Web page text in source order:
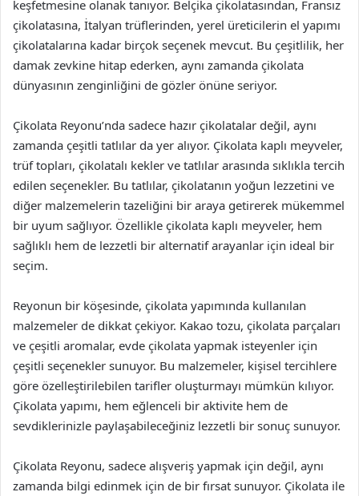
keşfetmesine olanak tanıyor. Belçika çikolatasından, Fransız
çikolatasına, İtalyan trüflerinden, yerel üreticilerin el yapımı
çikolatalarına kadar birçok seçenek mevcut. Bu çeşitlilik, her
damak zevkine hitap ederken, aynı zamanda çikolata
dünyasının zenginliğini de gözler önüne seriyor.
Çikolata Reyonu’nda sadece hazır çikolatalar değil, aynı
zamanda çeşitli tatlılar da yer alıyor. Çikolata kaplı meyveler,
trüf topları, çikolatalı kekler ve tatlılar arasında sıklıkla tercih
edilen seçenekler. Bu tatlılar, çikolatanın yoğun lezzetini ve
diğer malzemelerin tazeliğini bir araya getirerek mükemmel
bir uyum sağlıyor. Özellikle çikolata kaplı meyveler, hem
sağlıklı hem de lezzetli bir alternatif arayanlar için ideal bir
seçim.
Reyonun bir köşesinde, çikolata yapımında kullanılan
malzemeler de dikkat çekiyor. Kakao tozu, çikolata parçaları
ve çeşitli aromalar, evde çikolata yapmak isteyenler için
çeşitli seçenekler sunuyor. Bu malzemeler, kişisel tercihlere
göre özelleştirilebilen tarifler oluşturmayı mümkün kılıyor.
Çikolata yapımı, hem eğlenceli bir aktivite hem de
sevdiklerinizle paylaşabileceğiniz lezzetli bir sonuç sunuyor.
Çikolata Reyonu, sadece alışveriş yapmak için değil, aynı
zamanda bilgi edinmek için de bir fırsat sunuyor. Çikolata ile